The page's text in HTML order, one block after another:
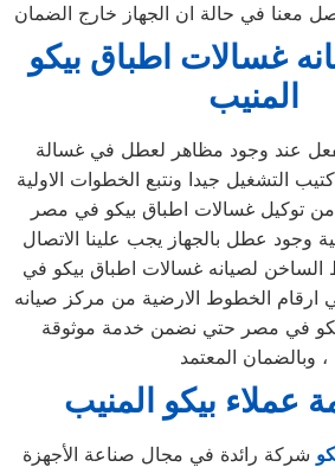
معنا في حالة ان الجهاز خارج الضمان
غسالات اطباق بيكو
المنيب
نفعل عند وجود مظاهر لعطل في غسالة
التشغيل جيدا ونتبع الخطوات الاولية
توكيل غسالات اطباق بيكو في مصر
وجود عطل بالجهاز يجب علينا الاتصال
لصيانه غسالات اطباق بيكو في
ارقام الخطوط الارضية من مركز صيانه
في مصر حتي نضمن خدمة موثوقة
وبالضمان المعتمد ،
عملاء بيكو المنيب
شركة رائدة في مجال صناعة الأجهزة